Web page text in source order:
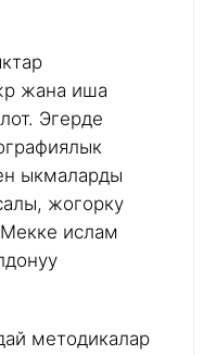
жана иша
Эгерде
ыкмаларды
жогорку
ислам
методикалар